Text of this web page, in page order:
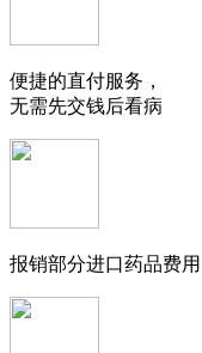
便捷的直付服务，
无需先交钱后看病
报销部分进口药品费用